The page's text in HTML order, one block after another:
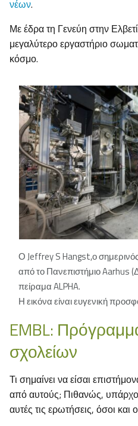
νέων.
Με έδρα τη Γενεύη στην
μεγαλύτερο εργαστήριο
κόσμο.
Ο Jeffrey S Hangst,ο
από το Πανεπιστήμιο Aarhus
πείραμα ALPHA.
Η εικόνα είναι ευγενική
EMBL:
σχολείων
Τι σημαίνει να είσαι
από αυτούς; Πιθανώς,
αυτές τις ερωτήσεις, όσοι